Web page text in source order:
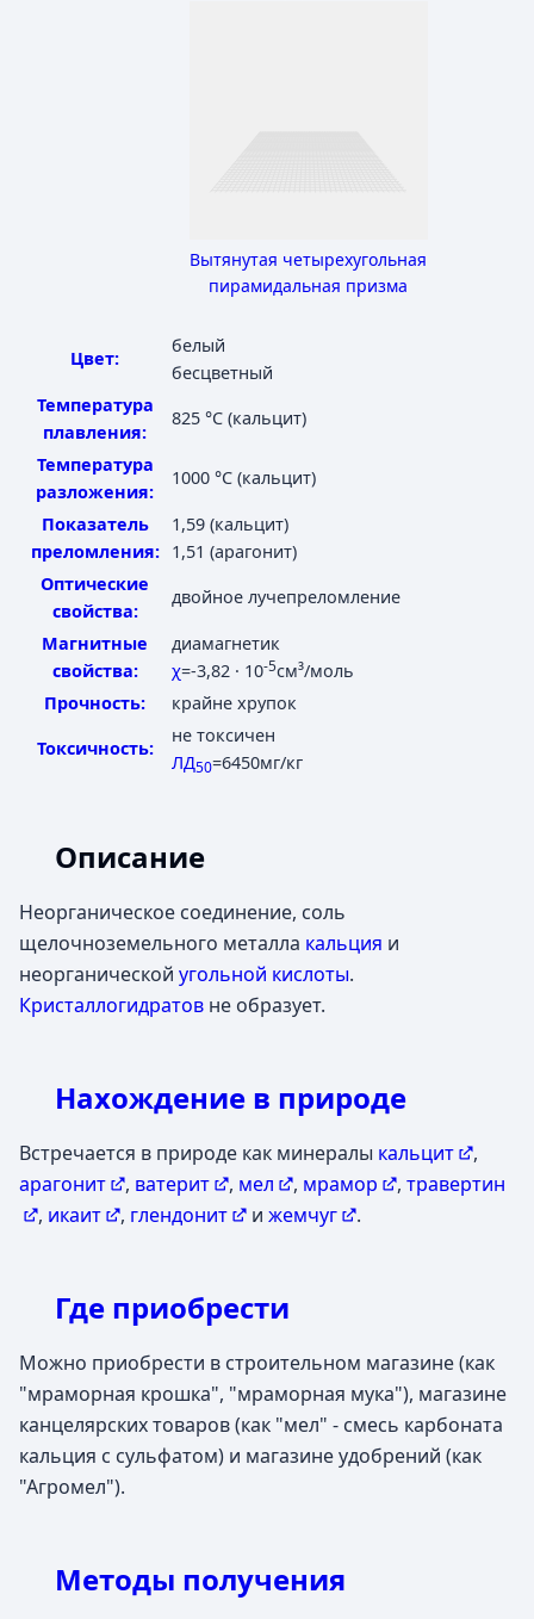
Вытянутая четырехугольная
пирамидальная призма
Цвет:
белый
бесцветный
Температура
плавления:
825 °C (кальцит)
Температура
разложения:
1000 °C (кальцит)
Показатель
преломления:
1,59 (кальцит)
1,51 (арагонит)
Оптические
свойства:
двойное лучепреломление
Магнитные
свойства:
диамагнетик
χ=-3,82 · 10-5см³/моль
Прочность:
крайне хрупок
Токсичность:
не токсичен
ЛД50=6450мг/кг
Описание
Неорганическое соединение, соль
щелочноземельного металла кальция и
неорганической угольной кислоты.
Кристаллогидратов не образует.
Нахождение в природе
Встречается в природе как минералы кальцит
,
арагонит
, ватерит , мел , мрамор , травертин
, икаит , глендонит и жемчуг .
Где приобрести
Можно приобрести в строительном магазине (как
"мраморная крошка", "мраморная мука"), магазине
канцелярских товаров (как "мел" - смесь карбоната
кальция с сульфатом) и магазине удобрений (как
"Агромел").
Методы получения